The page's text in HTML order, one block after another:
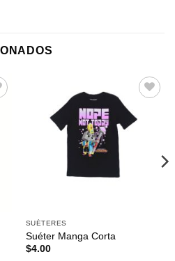
a la
lista de
SUÉTERES
Suéter Manga Corta
$4.00